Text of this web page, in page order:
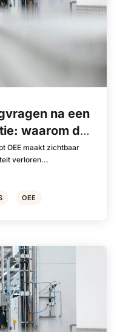
na een
waarom de
dan pas
OEE
OEE maakt zichtbaar
verloren...